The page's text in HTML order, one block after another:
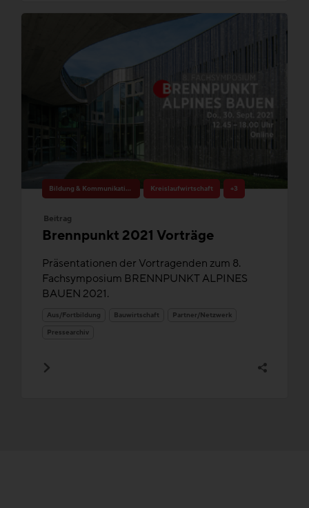
Bildung & Kommunikation Kreislaufwirtschaft +3
Beitrag
Brennpunkt 2021 Vorträge
Präsentationen der Vortragenden zum 8.
Fachsymposium BRENNPUNKT ALPINES
BAUEN 2021.
Aus/Fortbildung Bauwirtschaft
Partner/Netzwerk
Pressearchiv